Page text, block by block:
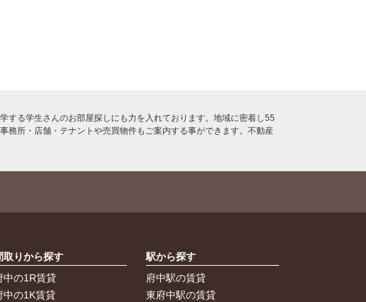
する学生さんのお部屋探しにも力を入れております。地域に密着し55
務所・店舗・テナントや売買物件もご案内する事ができます。不動産
取りから探す
中の1R賃貸
中の1K賃貸
駅から探す
府中駅の賃貸
東府中駅の賃貸